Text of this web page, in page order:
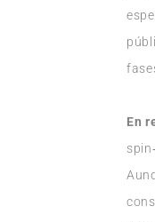
En